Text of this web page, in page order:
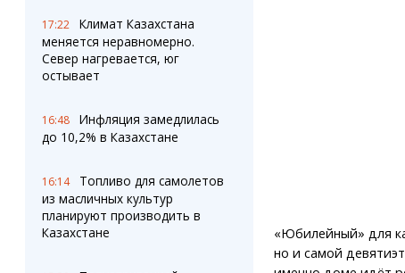
Видео
3D-тур
Timelapse
17:22
Климат Казахстана
меняется неравномерно.
Север нагревается, юг
остывает
16:48
Инфляция замедлилась
до 10,2% в Казахстане
16:14
Топливо для самолетов
из масличных культур
планируют производить в
Казахстане
«Юбилейный» для
но и самой